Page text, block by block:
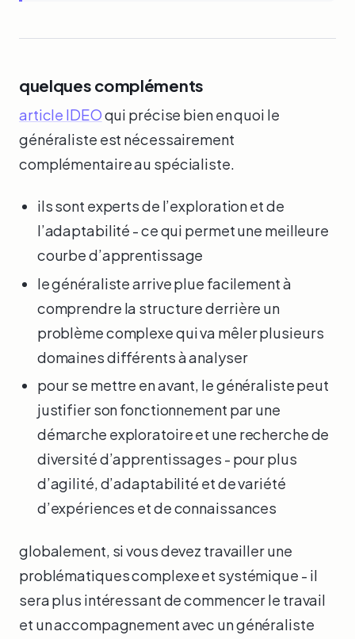
quelques compléments
article IDEOqui précise bien en quoi le
généraliste est nécessairement
complémentaire au spécialiste.
ils sont experts de l’exploration et de
l’adaptabilité - ce qui permet une meilleure
courbe d’apprentissage
le généraliste arrive plue facilement à
comprendre la structure derrière un
problème complexe qui va mêler plusieurs
domaines différents à analyser
pour se mettre en avant, le généraliste peut
justifier son fonctionnement par une
démarche exploratoire et une recherche de
diversité d’apprentissages - pour plus
d’agilité, d’adaptabilité et de variété
d’expériences et de connaissances
globalement, si vous devez travailler une
problématiques complexe et systémique - il
sera plus intéressant de commencer le travail
et un accompagnement avec un généraliste